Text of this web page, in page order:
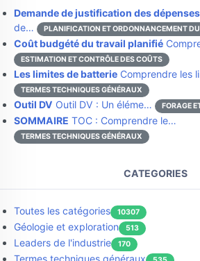
Demande de justification des dépenses
de…
PLANIFICATION ET ORDONNANCEMENT
Coût budgété du travail planifié
ESTIMATION ET CONTRÔLE DES COÛTS
Les limites de batterie Comprendre les
TERMES TECHNIQUES GÉNÉRAUX
Outil DV Outil DV : Un éléme… FORAGE
SOMMAIRE TOC : Comprendre le…
TERMES TECHNIQUES GÉNÉRAUX
CATEGORIES
Toutes les catégories 10307
Géologie et exploration 513
Leaders de l'industrie 170
Termes techniques généraux